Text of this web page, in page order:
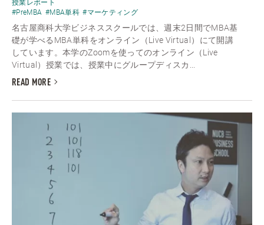
授業レポート
#PreMBA #MBA単科 #マーケティング
名古屋商科大学ビジネススクールでは、週末2日間でMBA基
礎が学べるMBA単科をオンライン（Live Virtual）にて開講
しています。本学のZoomを使ってのオンライン（Live
Virtual）授業では、授業中にグループディスカ...
READ MORE